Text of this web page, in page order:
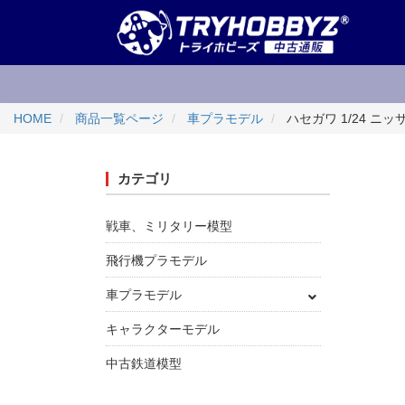
HOME 商品一覧ページ 車プラモデル ハセガワ 1/24 ニッ
カテゴリ
戦車、ミリタリー模型
飛行機プラモデル
車プラモデル
キャラクターモデル
中古鉄道模型